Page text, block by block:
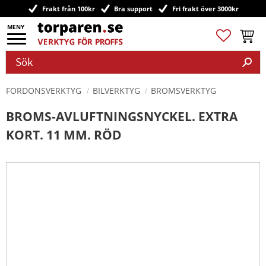
Meny
Frakt från 100kr Bra support Fri frakt över 3000kr
Favoriter
FORDONSVERKTYG BILVERKTYG BROMSVERKTYG
BROMS-AVLUFTNINGSNYCKEL. EXTRA
KORT. 11 MM. RÖD